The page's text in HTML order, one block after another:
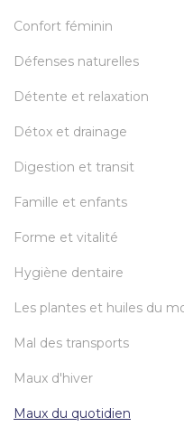
Confort féminin
Défenses naturelles
Détente et relaxation
Détox et drainage
Digestion et transit
Famille et enfants
Forme et vitalité
Hygiène dentaire
Les plantes et huiles du
Mal des transports
Maux d'hiver
Maux du quotidien